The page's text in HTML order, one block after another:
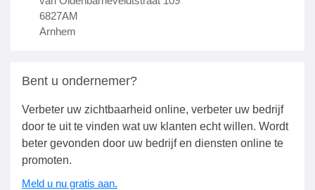
6827AM
Arnhem
Bent u ondernemer?
Verbeter uw zichtbaarheid online, verbeter uw bedrijf
door te uit te vinden wat uw klanten echt willen. Wordt
beter gevonden door uw bedrijf en diensten online te
promoten.
Meld u nu gratis aan.